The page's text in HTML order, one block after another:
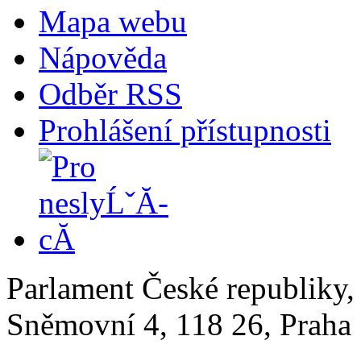
Mapa webu
Nápověda
Odběr RSS
Prohlášení přístupnosti
Parlament České
Sněmovní 4, 118 26,